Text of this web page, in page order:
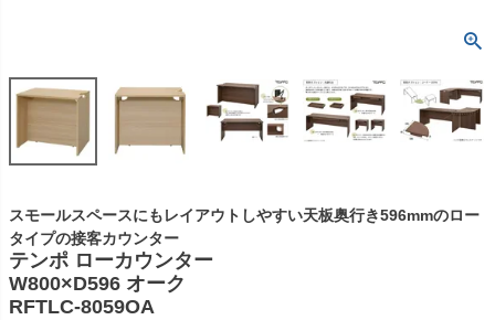
スモールスペースにもレイアウトしやすい天板奥行き596mmのロー
タイプの接客カウンター
テンポ ローカウンター
W800×D596 オーク
RFTLC-8059OA